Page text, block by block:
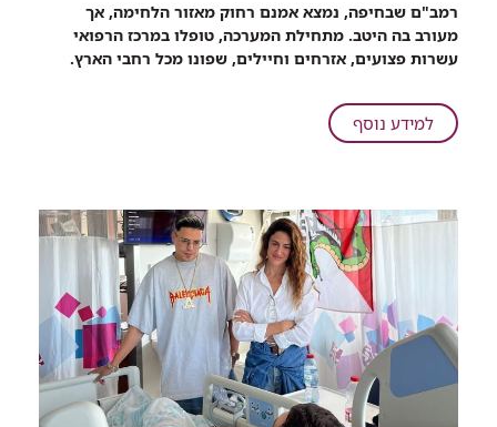
שיתוף
יחד
ננצח:
שר
ללוחם
שהוא
את
הפצועים
רמב"ם שבחיפה, נמצא אמנם רחוק מאזור הלחימה, אך
מעורב בה היטב. מתחילת המערכה, טופלו במרכז הרפואי
עשרות פצועים, אזרחים וחיילים, שפונו מכל רחבי הארץ.
למידע נוסףעל
יחד
שר
ללוחם
את
השיר
שהוא
אוהב.
קטורזה
בא
להצחיק